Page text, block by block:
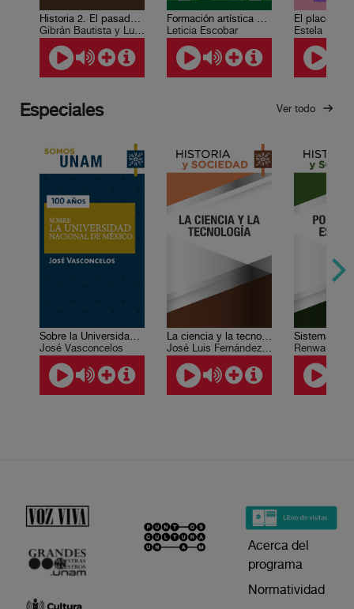
Historia 2. El pasado mesoamericano
Gibrán Bautista y Lugo
Formación artística 4 ¿Sirve para algo el arte? ¿Por qué la humanidad produce arte?
Leticia Escobar
Estela Ruiz
Especiales Ver todo
Sobre la Universidad Nacional de México
José Vasconcelos
La ciencia y la tecnología
José Luis Fernández Zayas, Alejandro Alagón Cano , León Olivé
Acerca del
programa
Normatividad